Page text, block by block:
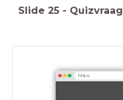
Slide 25 - Quizvraag
https: